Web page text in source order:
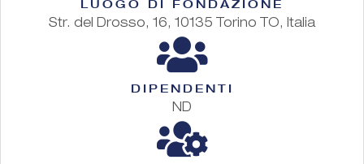
LUOGO DI FONDAZIONE
Str. del Drosso, 16, 10135 Torino TO, Italia
DIPENDENTI
ND